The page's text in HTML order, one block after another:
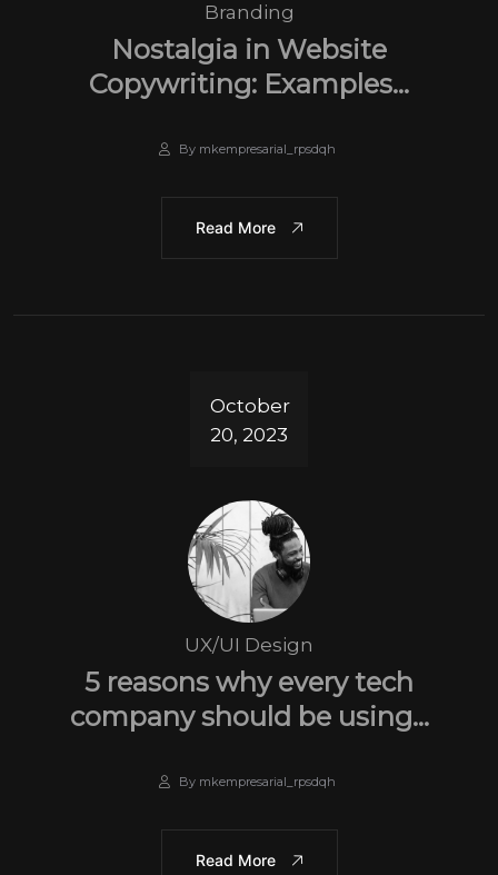
Branding
Nostalgia in Website
Copywriting: Examples…
By mkempresarial_rpsdqh
Read More
October
20, 2023
UX/UI Design
5 reasons why every tech
company should be using…
By mkempresarial_rpsdqh
Read More